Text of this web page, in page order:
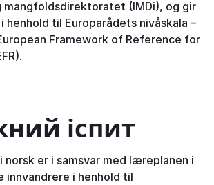
mangfoldsdirektoratet (IMDi), og gir
til Europarådets nivåskala –
Framework of Reference for
іспит
norsk er i samsvar med læreplanen i
innvandrere i henhold til